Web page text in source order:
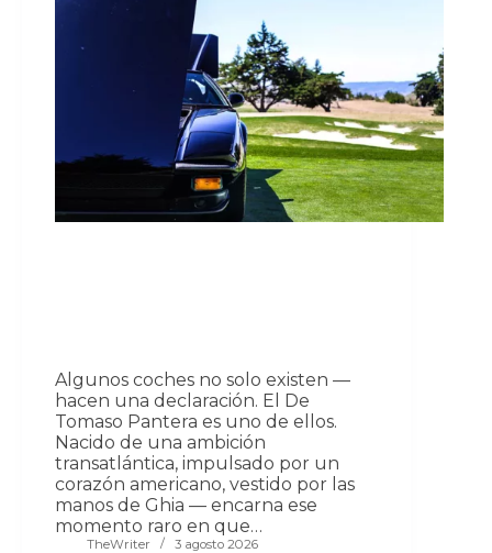
Algunos coches no solo existen —
hacen una declaración. El De
Tomaso Pantera es uno de ellos.
Nacido de una ambición
transatlántica, impulsado por un
corazón americano, vestido por las
manos de Ghia — encarna ese
momento raro en que…
TheWriter 3 agosto 2026